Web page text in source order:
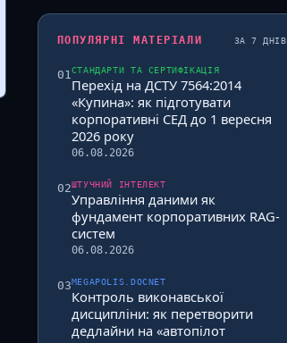
ПОПУЛЯРНІ МАТЕРІАЛИ ЗА 7 ДНІВ
01 СТАНДАРТИ ТА СЕРТИФІКАЦІЯ
Перехід на ДСТУ 7564:2014
«Купина»: як підготувати
корпоративні СЕД до 1 вересня
2026 року
06.08.2026
02ШТУЧНИЙ ІНТЕЛЕКТ
Управління даними як
фундамент корпоративних RAG-
систем
06.08.2026
03MEGAPOLIS.DOCNET
Контроль виконавської
дисципліни: як перетворити
дедлайни на «автопілот